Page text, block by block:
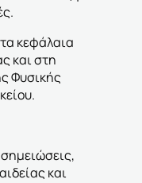
κεφάλαια
και στη
Φυσικής
και